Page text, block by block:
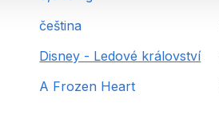
čeština
Disney - Ledové království
A Frozen Heart